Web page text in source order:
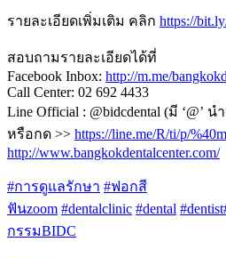
รายละเอียดเพิ่มเติม คลิก https://
สอบถามรายละเอียดได้ที่
Facebook Inbox: http://m.me/
Call Center: 02 692 4433
Line Official : @bidcdental (มี ‘@’
หรือกด >> https://line.me/R/ti/p/
http://www.bangkokdentalcenter.com/
#การดูแลรักษา #ฟอกสี
ฟันzoom #dentalclinic #dental #dentist
กรรมBIDC